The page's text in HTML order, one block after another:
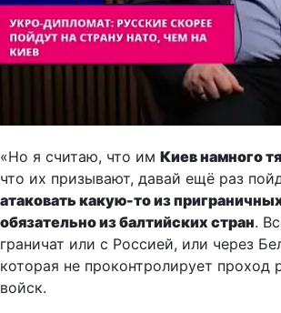
«Но я считаю, что им Киев намного
что их призывают, давай ещё раз
атаковать какую-то из
обязательно из балтийских стран.
граничат или с Россией, или через
которая не проконтролирует проход
войск.